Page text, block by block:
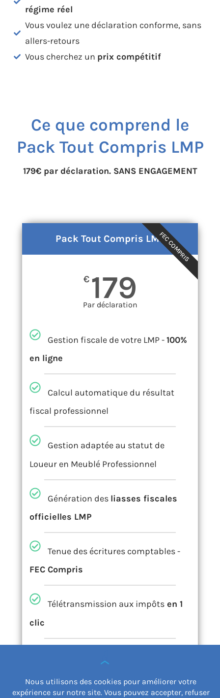
régime réel
Vous voulez une déclaration conforme, sans
allers-retours
Vous cherchez un prix compétitif
Ce que comprend le
Pack Tout Compris LMP
179€ par déclaration. SANS ENGAGEMENT
Pack Tout Compris LMP
€ 179
Par déclaration
Gestion fiscale de votre LMP -100%
en ligne
Calcul automatique du résultat
fiscal professionnel
Gestion adaptée au statut de
Loueur en Meublé Professionnel
Génération des liasses fiscales
officielles LMP
Tenue des écritures comptables -
FEC Compris
Télétransmission aux impôts en 1
clic
FEC COMPRIS